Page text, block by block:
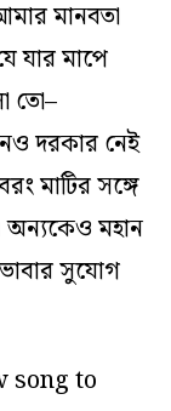
মানবতা
যার মাপে
তো–
দরকার নেই
মাটির সঙ্গে
অন্যকেও মহান
সুযোগ